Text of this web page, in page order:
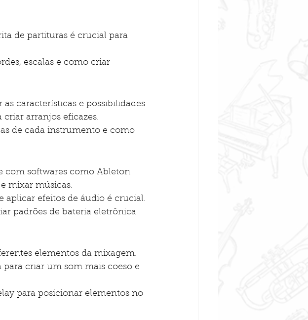
de partituras é crucial para
escalas e como criar
as características e possibilidades
arranjos eficazes.
de cada instrumento e como
com softwares como Ableton
mixar músicas.
aplicar efeitos de áudio é crucial.
padrões de bateria eletrônica
elementos da mixagem.
criar um som mais coeso e
para posicionar elementos no